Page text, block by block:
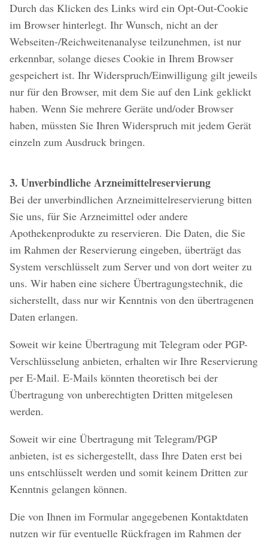
Durch das Klicken des Links wird ein Opt-Out-Cookie
im Browser hinterlegt. Ihr Wunsch, nicht an der
Webseiten-/Reichweitenanalyse teilzunehmen, ist nur
erkennbar, solange dieses Cookie in Ihrem Browser
gespeichert ist. Ihr Widerspruch/Einwilligung gilt jeweils
nur für den Browser, mit dem Sie auf den Link geklickt
haben. Wenn Sie mehrere Geräte und/oder Browser
haben, müssten Sie Ihren Widerspruch mit jedem Gerät
einzeln zum Ausdruck bringen.
3. Unverbindliche Arzneimittelreservierung
Bei der unverbindlichen Arzneimittelreservierung bitten
Sie uns, für Sie Arzneimittel oder andere
Apothekenprodukte zu reservieren. Die Daten, die Sie
im Rahmen der Reservierung eingeben, überträgt das
System verschlüsselt zum Server und von dort weiter zu
uns. Wir haben eine sichere Übertragungstechnik, die
sicherstellt, dass nur wir Kenntnis von den übertragenen
Daten erlangen.
Soweit wir keine Übertragung mit Telegram oder PGP-
Verschlüsselung anbieten, erhalten wir Ihre Reservierung
per E-Mail. E-Mails könnten theoretisch bei der
Übertragung von unberechtigten Dritten mitgelesen
werden.
Soweit wir eine Übertragung mit Telegram/PGP
anbieten, ist es sichergestellt, dass Ihre Daten erst bei
uns entschlüsselt werden und somit keinem Dritten zur
Kenntnis gelangen können.
Die von Ihnen im Formular angegebenen Kontaktdaten
nutzen wir für eventuelle Rückfragen im Rahmen der